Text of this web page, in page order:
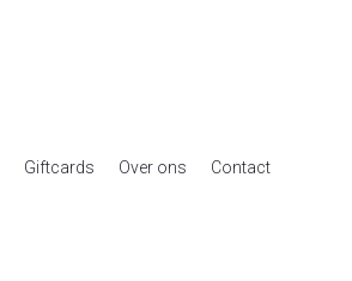
Giftcards Over ons Contact